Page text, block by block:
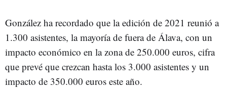
González ha recordado que la edición de 2021 reunió a
1.300 asistentes, la mayoría de fuera de Álava, con un
impacto económico en la zona de 250.000 euros, cifra
que prevé que crezcan hasta los 3.000 asistentes y un
impacto de 350.000 euros este año.